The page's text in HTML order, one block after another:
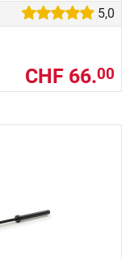
5,0
CHF 66.00